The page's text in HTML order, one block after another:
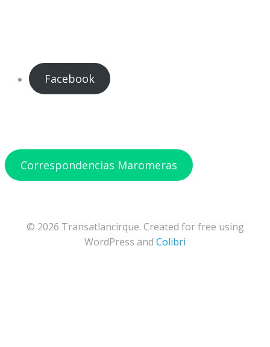
Facebook
Correspondencias Maromeras
© 2026 Transatlancirque. Created for free using
WordPress and Colibri